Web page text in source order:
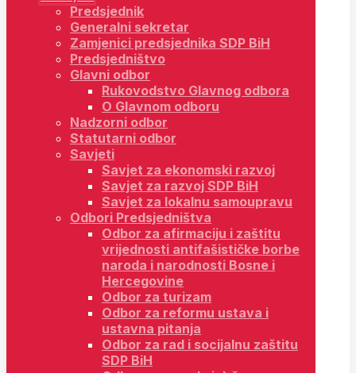
Predsjednik
Generalni sekretar
Zamjenici predsjednika SDP BiH
Predsjedništvo
Glavni odbor
Rukovodstvo Glavnog odbora
O Glavnom odboru
Nadzorni odbor
Statutarni odbor
Savjeti
Savjet za ekonomski razvoj
Savjet za razvoj SDP BiH
Savjet za lokalnu samoupravu
Odbori Predsjedništva
Odbor za afirmaciju i zaštitu
vrijednosti antifašističke borbe
naroda i narodnosti Bosne i
Hercegovine
Odbor za turizam
Odbor za reformu ustava i
ustavna pitanja
Odbor za rad i socijalnu zaštitu
SDP BiH